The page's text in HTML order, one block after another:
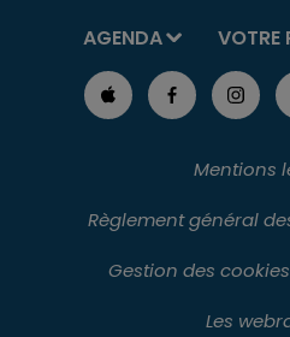
AGENDA
VOTRE
Mentions
Règlement général
Gestion des cookies
Les